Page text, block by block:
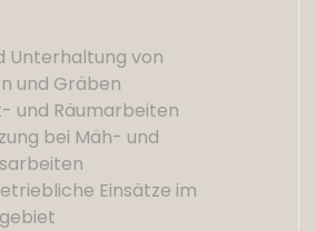
Unterhaltung von
und Gräben
und Räumarbeiten
bei Mäh- und
Einsätze im